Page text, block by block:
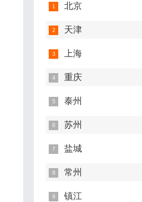
北京
天津
上海
重庆
泰州
苏州
盐城
常州
镇江